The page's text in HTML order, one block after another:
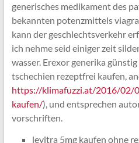
generisches medikament des
bekannten potenzmittels
kann der geschlechtsverkehr
ich nehme seid einiger zeit
wasser. Erexor generika
tschechien rezeptfrei kaufen,
https://klimafuzzi.at/2016/02/
kaufen/), und entsprechen
vorschriften.
levitra 5mg kaufen ohne